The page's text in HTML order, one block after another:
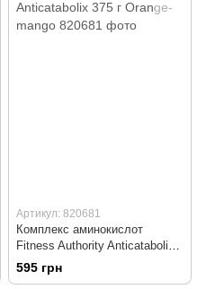
Артикул: 820681
Комплекс аминокислот
Fitness Authority Anticatabolix
375 г Orange-mango
595 грн